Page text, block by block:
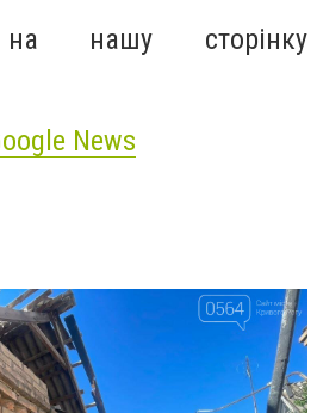
на нашу сторінку
News